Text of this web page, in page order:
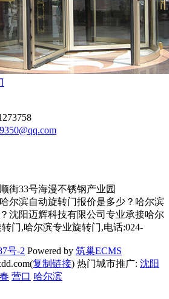
街33号海漫不锈钢产业园
尔滨自动旋转门报价是多少？哈尔滨
沈阳迈辉科技有限公司专业承接哈尔
门,哈尔滨专业旋转门,电话:024-
号-2 Powered by 筑巢ECMS
复制链接) 热门城市推广: 沈阳
营口 哈尔滨